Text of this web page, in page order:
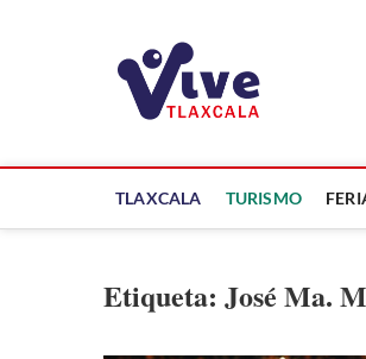
TLAXCALA TURISMO
Etiqueta: José Ma.